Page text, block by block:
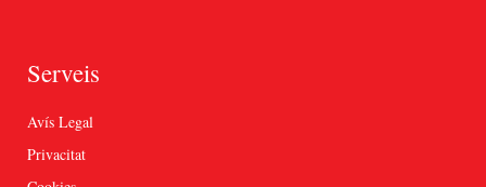
Serveis
Avís Legal
Privacitat